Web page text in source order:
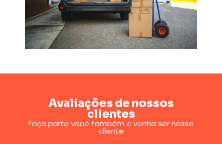
Avaliações de nossos
clientes
Faça parte você também e venha ser nosso
cliente